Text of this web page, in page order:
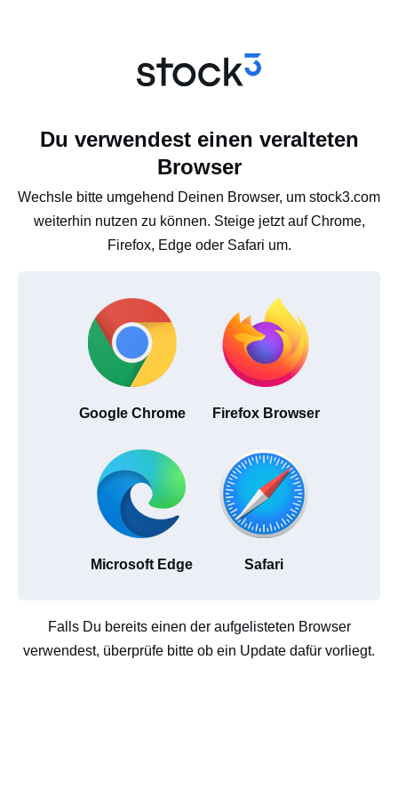
Du verwendest einen veralteten
Browser
Wechsle bitte umgehend Deinen Browser, um stock3.com
weiterhin nutzen zu können. Steige jetzt auf Chrome,
Firefox, Edge oder Safari um.
Google Chrome Firefox Browser
Microsoft Edge Safari
Falls Du bereits einen der aufgelisteten Browser
verwendest, überprüfe bitte ob ein Update dafür vorliegt.